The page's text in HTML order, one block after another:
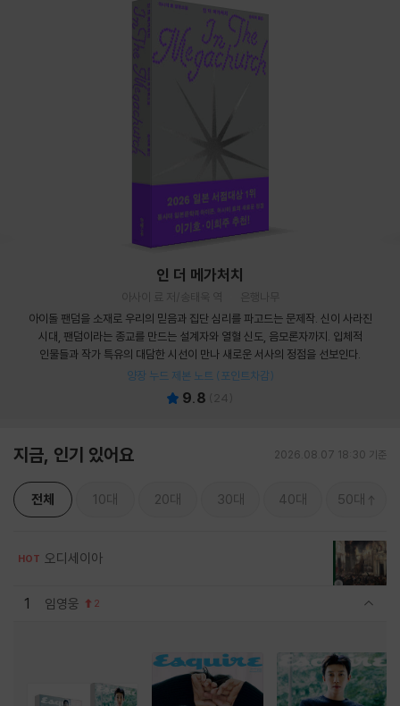
인 더 메가처치
아사이 료 저/송태욱 역
은행나무
아이돌 팬덤을 소재로 우리의 믿음과 집단 심리를 파고드는 문제작. 신이 사라진
시대, 팬덤이라는 종교를 만드는 설계자와 열혈 신도, 음모론자까지. 입체적
인물들과 작가 특유의 대담한 시선이 만나 새로운 서사의 정점을 선보인다.
양장 누드 제본 노트 (포인트차감)
9.8 24
지금, 인기 있어요 2026.08.07 18:30 기준
전체 10대 20대 30대 40대 50대
HOT 오디세이아
1 임영웅 2